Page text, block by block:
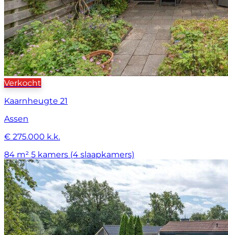
Verkocht
Kaarnheugte 21
Assen
€ 275.000 k.k.
84 m² 5 kamers (4 slaapkamers)